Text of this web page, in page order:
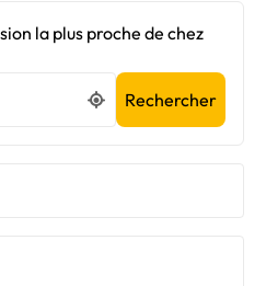
la plus proche de chez
Rechercher